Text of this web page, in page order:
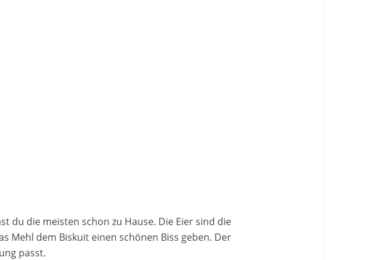
du die meisten schon zu Hause. Die Eier sind die
Mehl dem Biskuit einen schönen Biss geben. Der
passt.